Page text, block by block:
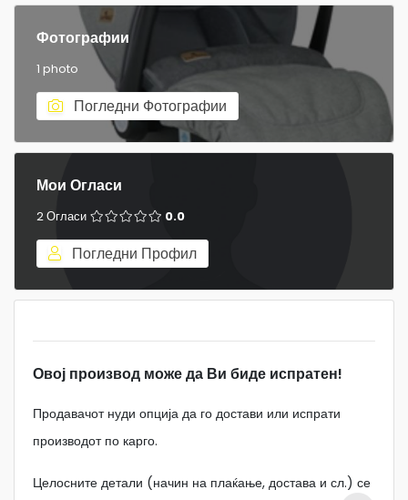
Фотографии
1 photo
Погледни Фотографии
Мои Огласи
2 Огласи 0.0
Погледни Профил
Овој производ може да Ви биде испратен!
Продавачот нуди опција да го достави или испрати
производот по карго.
Целосните детали (начин на плаќање, достава и сл.) се